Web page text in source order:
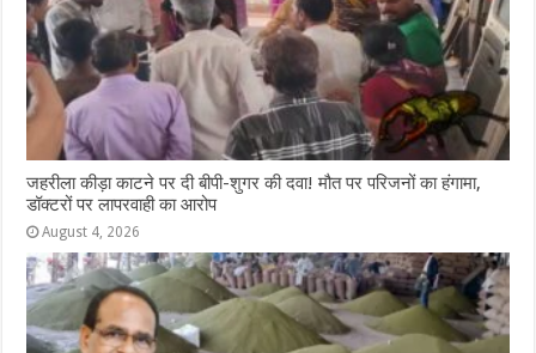
जहरीला कीड़ा काटने पर दी बीपी-शुगर की दवा! मौत पर परिजनों का हंगामा,
डॉक्टरों पर लापरवाही का आरोप
August 4, 2026